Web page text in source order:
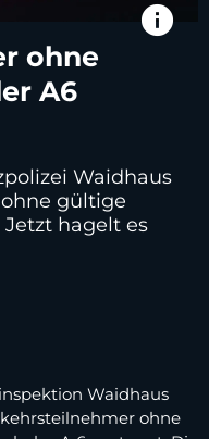
info
ohne
A6
Waidhaus
gültige
Jetzt hagelt es
Waidhaus
ohne